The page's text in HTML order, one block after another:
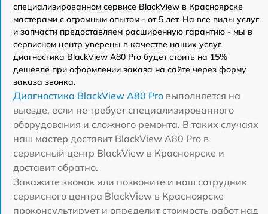
специализированном сервисе BlackView в Красноярске
мастерами с огромным опытом - от 5 лет. На все виды услуг
и запчасти предоставляем расширенную гарантию - мы в
сервисном центр уверены в качестве наших услуг.
диагностика BlackView A80 Pro будет стоить на 15%
дешевле при оформлении заказа на сайте через форму
заказа звонка.
Диагностика BlackView A80 Pro выполняется на
выезде, если не требует специализированного
оборудования и сложного ремонта. В таких случаях
наш мастер доставит BlackView A80 Pro в
сервисный центр BlackView в Красноярске и
доставит обратно.
Закажите звонок или позвоните и наш сотрудник
сервисного центра BlackView в Красноярске
проконсультирует и определит стоимость работ над